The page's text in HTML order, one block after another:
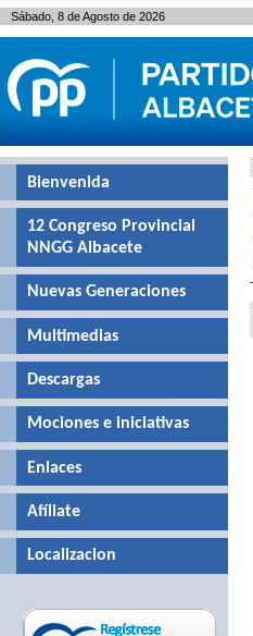
Bienvenida
12 Congreso Provincial
NNGG Albacete
Nuevas Generaciones
Multimedias
Descargas
Mociones e iniciativas
Enlaces
Afíliate
Localizacion
Sábado, 8 de Agosto de 2026